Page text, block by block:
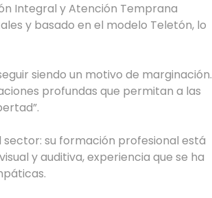
Integral y Atención Temprana
y basado en el modelo Teletón, lo
siendo un motivo de marginación.
profundas que permitan a las
su formación profesional está
y auditiva, experiencia que se ha